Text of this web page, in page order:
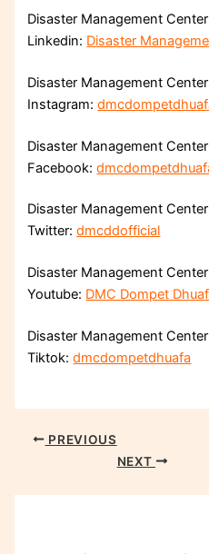
Disaster Management
Linkedin: Disaster
Disaster Management
Instagram:
Disaster Management
Facebook:
Disaster Management
Twitter:dmcddofficial
Disaster Management
Youtube: DMC Dompet
Disaster Management
Tiktok:dmcdompetdhuafa
PREVIOUS
NEXT